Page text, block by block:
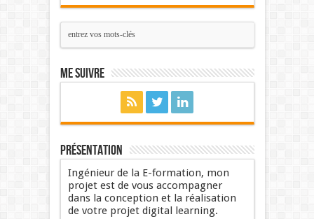
Me suivre
Présentation
Ingénieur de la E-formation, mon
projet est de vous accompagner
dans la conception et la réalisation
de votre projet digital learning.